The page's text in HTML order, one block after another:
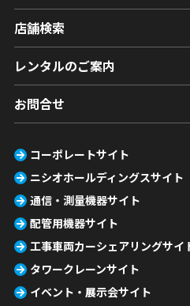
店舗検索
レンタルのご案内
お問合せ
コーポレートサイト
ニシオホールディングスサイト
通信・測量機器サイト
配管用機器サイト
工事車両カーシェアリングサイ
タワークレーンサイト
イベント・展示会サイト